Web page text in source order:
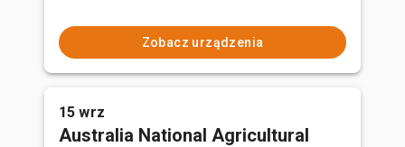
Zobacz urządzenia
15 wrz
Australia National Agricultural